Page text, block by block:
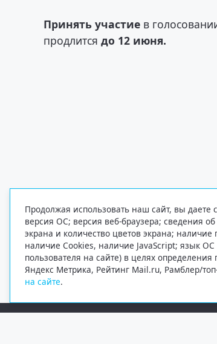
Принять участие в
продлитсядо 12 июня.
Продолжая использовать наш сайт, вы даете
версия ОС; версия веб-браузера; сведения
экрана и количество цветов экрана;
наличие Cookies, наличие JavaScript; язык
пользователя на сайте) в целях
Яндекс Метрика, Рейтинг Mail.ru, Рамблер/
на сайте.